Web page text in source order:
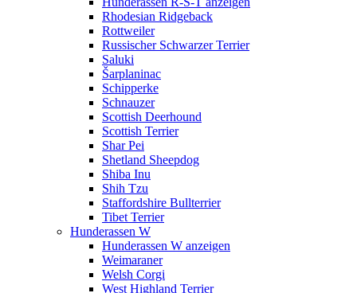
Rhodesian Ridgeback
Rottweiler
Russischer Schwarzer Terrier
Saluki
Šarplaninac
Schipperke
Schnauzer
Scottish Deerhound
Scottish Terrier
Shar Pei
Shetland Sheepdog
Shiba Inu
Shih Tzu
Staffordshire Bullterrier
Tibet Terrier
Hunderassen W
Hunderassen W anzeigen
Weimaraner
Welsh Corgi
West Highland Terrier